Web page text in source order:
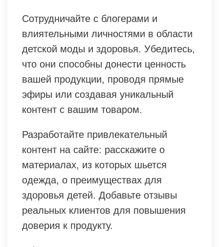
Сотрудничайте с блогерами и
влиятельными личностями в области
детской моды и здоровья. Убедитесь,
что они способны донести ценность
вашей продукции, проводя прямые
эфиры или создавая уникальный
контент с вашим товаром.
Разработайте привлекательный
контент на сайте: расскажите о
материалах, из которых шьется
одежда, о преимуществах для
здоровья детей. Добавьте отзывы
реальных клиентов для повышения
доверия к продукту.